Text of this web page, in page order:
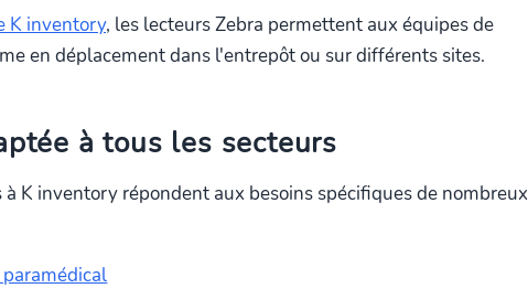
K inventory, les lecteurs Zebra permettent aux équipes de
en déplacement dans l'entrepôt ou sur différents sites.
à tous les secteurs
à K inventory répondent aux besoins spécifiques de nombreux